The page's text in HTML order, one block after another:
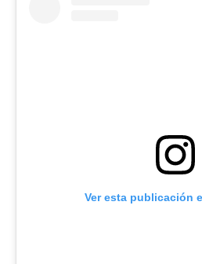
Ver esta publicación